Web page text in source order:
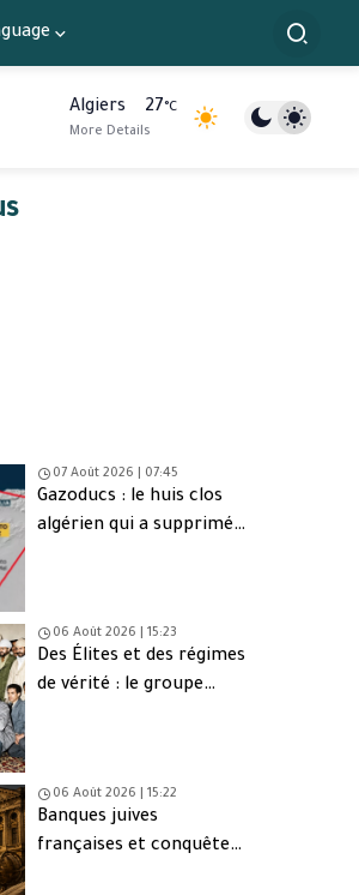
Algiers 27°C
More Details
07 Août 2026 | 07:45
Gazoducs : le huis clos
algérien qui a supprimé
06 Août 2026 | 15:23
Des Élites et des régimes
de vérité : le groupe
06 Août 2026 | 15:22
Banques juives
françaises et conquête